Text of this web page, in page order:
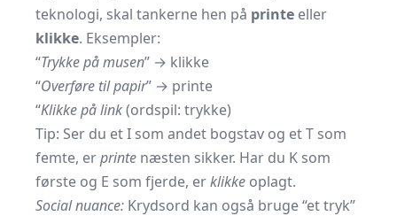
teknologi, skal tankerne hen på printe eller
klikke. Eksempler:
“Trykke på musen” → klikke
“Overføre til papir” → printe
“Klikke på link(ordspil: trykke)
Tip: Ser du et I som andet bogstav og et T som
femte, erprinte næsten sikker. Har du K som
første og E som fjerde, erklikke oplagt.
Social nuance: Krydsord kan også bruge “et tryk”